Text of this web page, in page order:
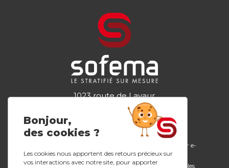
1023 route de Lavaur
81300 GRAULHET
05 63 34 44 98
stratifiés
Crédences
Configurateur e-
design
Mentions légales
Bonjour,
des cookies ?
Les cookies nous apportent des retours précieux sur
vos interactions avec notre site, pour apporter